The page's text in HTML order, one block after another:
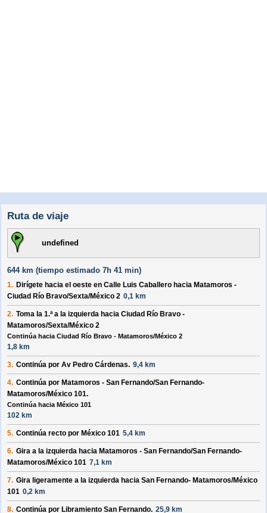
Ruta de viaje
undefined
644 km (tiempo estimado 7h 41 min)
1. Dirígete hacia el oeste en Calle Luis Caballero hacia Matamoros -
Ciudad Río Bravo/Sexta/México 2 0,1 km
2. Toma la 1.ª a la izquierda hacia Ciudad Río Bravo -
Matamoros/Sexta/México 2
Continúa hacia Ciudad Río Bravo - Matamoros/México 2
1,8 km
3. Continúa por Av Pedro Cárdenas. 9,4 km
4. Continúa por Matamoros - San Fernando/San Fernando-
Matamoros/México 101.
Continúa hacia México 101
102 km
5. Continúa recto por México 101 5,4 km
6. Gira a la izquierda hacia Matamoros - San Fernando/San Fernando-
Matamoros/México 101 7,1 km
7. Gira ligeramente a la izquierda hacia San Fernando- Matamoros/México
101 0,2 km
8. Continúa por Libramiento San Fernando. 25,9 km